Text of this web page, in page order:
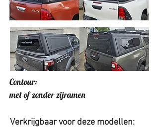
Contour:
met of zonder zijramen
Verkrijgbaar voor deze modellen: